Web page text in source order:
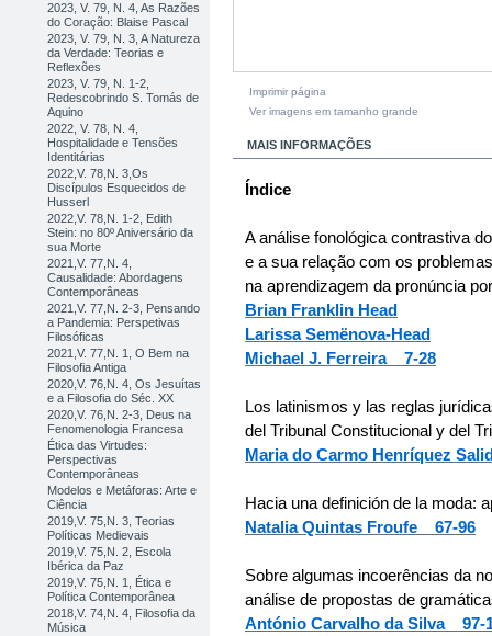
2023, V. 79, N. 4, As Razões
do Coração: Blaise Pascal
2023, V. 79, N. 3, A Natureza
da Verdade: Teorias e
Reflexões
2023, V. 79, N. 1-2,
Redescobrindo S. Tomás de
Aquino
2022, V. 78, N. 4,
Hospitalidade e Tensões
Identitárias
2022,V. 78,N. 3,Os
Discípulos Esquecidos de
Husserl
2022,V. 78,N. 1-2, Edith
Stein: no 80º Aniversário da
sua Morte
2021,V. 77,N. 4,
Causalidade: Abordagens
Contemporâneas
2021,V. 77,N. 2-3, Pensando
a Pandemia: Perspetivas
Filosóficas
2021,V. 77,N. 1, O Bem na
Filosofia Antiga
2020,V. 76,N. 4, Os Jesuítas
e a Filosofia do Séc. XX
2020,V. 76,N. 2-3, Deus na
Fenomenologia Francesa
Ética das Virtudes:
Perspectivas
Contemporâneas
Modelos e Metáforas: Arte e
Ciência
2019,V. 75,N. 3, Teorias
Políticas Medievais
2019,V. 75,N. 2, Escola
Ibérica da Paz
2019,V. 75,N. 1, Ética e
Política Contemporânea
2018,V. 74,N. 4, Filosofia da
Música
Imprimir página
Ver imagens em tamanho grande
MAIS INFORMAÇÕES
Índice
A análise fonológica contrastiva
e a sua relação com os
na aprendizagem da pronúncia
Brian Franklin Head
Larissa Semënova-Head
Michael J. Ferreira 7-28
Los latinismos y las reglas
del Tribunal Constitucional y del
Maria do Carmo Henríquez
Hacia una definición de la moda:
Natalia Quintas Froufe 67-96
Sobre algumas incoerências da
análise de propostas de
António Carvalho da Silva 97-